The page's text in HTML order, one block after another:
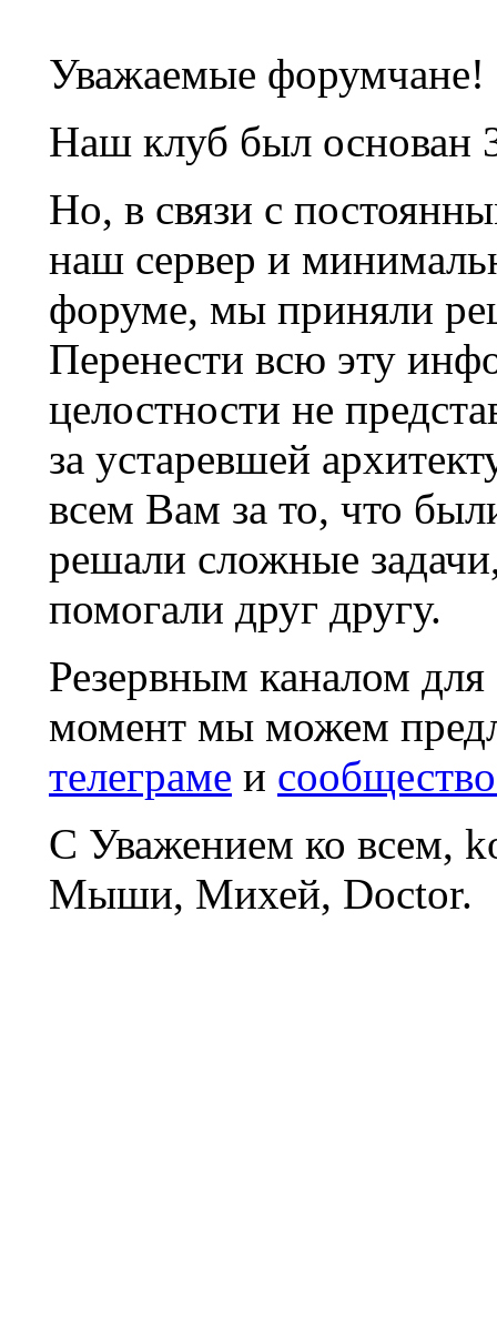
Уважаемые форумчане!
Наш клуб был основан
Но, в связи с
наш сервер и
форуме, мы приняли
Перенести всю эту
целостности не
за устаревшей
всем Вам за то, что
решали сложные
помогали друг другу.
Резервным каналом
момент мы можем
телеграме и
С Уважением ко всем,
Мыши, Михей, Doctor.